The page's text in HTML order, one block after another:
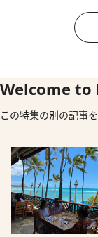
Welcome to
この特集の別の記事